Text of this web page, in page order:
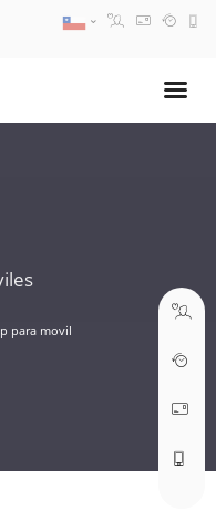
para movil